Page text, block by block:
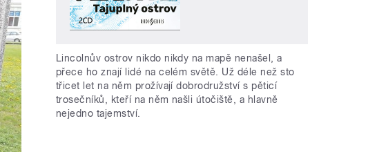
Lincolnův ostrov nikdo nikdy na mapě nenašel, a
přece ho znají lidé na celém světě. Už déle než sto
třicet let na něm prožívají dobrodružství s pěticí
trosečníků, kteří na něm našli útočiště, a hlavně
nejedno tajemství.